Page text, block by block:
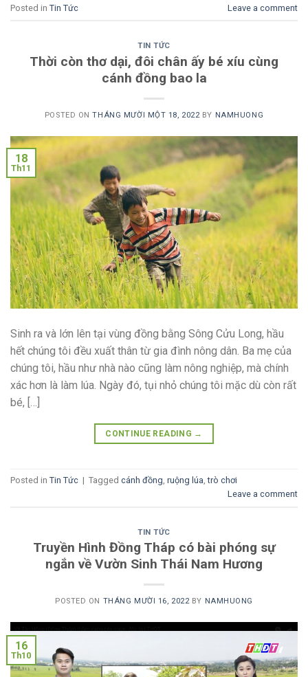
Posted in Tin Tức Leave a comment
TIN TỨC
Thời còn thơ dại, đôi chân ấy bé xíu cùng
cánh đồng bao la
POSTED ONTHÁNG MƯỜI MỘT 18, 2022BY NAMHUONG
18
Th11
Sinh ra và lớn lên tại vùng đồng bằng Sông Cửu Long, hầu
hết chúng tôi đều xuất thân từ gia đình nông dân. Ba mẹ của
chúng tôi, hầu như nhà nào cũng làm nông nghiệp, mà chính
xác hơn là làm lúa. Ngày đó, tụi nhỏ chúng tôi mặc dù còn rất
bé, […]
CONTINUE READING →
Posted in Tin Tức | Tagged cánh đồng, ruộng lúa,trò chơi
Leave a comment
TIN TỨC
Truyền Hình Đồng Tháp có bài phóng sự
ngắn về Vườn Sinh Thái Nam Hương
POSTED ON THÁNG MƯỜI 16, 2022BY NAMHUONG
16
Th10